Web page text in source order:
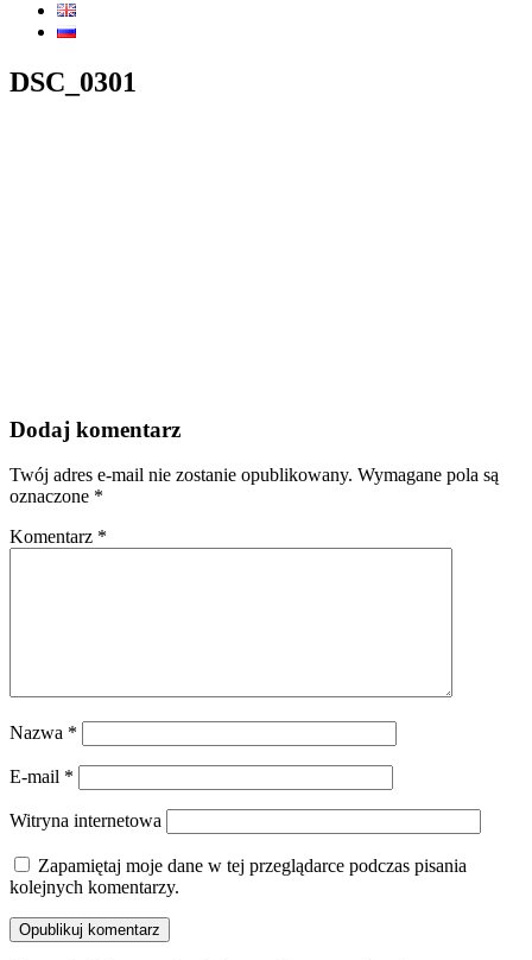
DSC_0301
Dodaj komentarz
Twój adres e-mail nie zostanie opublikowany. Wymagane pola są
oznaczone *
Komentarz *
Nazwa *
E-mail *
Witryna internetowa
Zapamiętaj moje dane w tej przeglądarce podczas pisania
kolejnych komentarzy.